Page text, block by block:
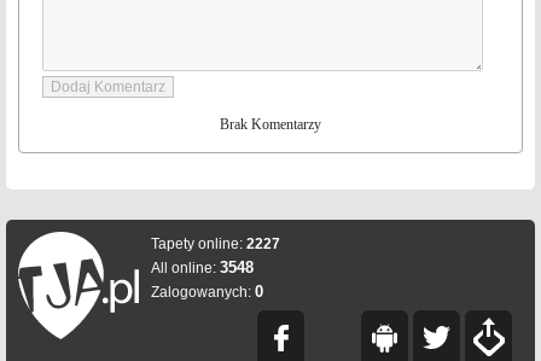
Brak Komentarzy
Tapety online: 2227
All online: 3548
Zalogowanych: 0